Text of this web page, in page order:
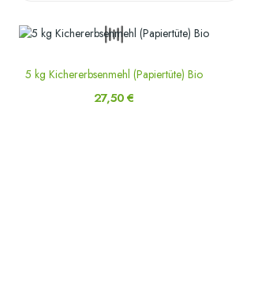
5 kg Kichererbsenmehl (Papiertüte) Bio
27,50 €